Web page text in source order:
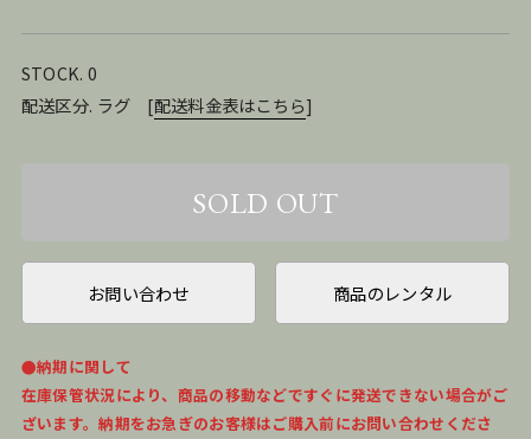
STOCK. 0
配送区分. ラグ [配送料金表はこちら]
お問い合わせ 商品のレンタル
●納期に関して
在庫保管状況により、商品の移動などですぐに発送できない場合がご
ざいます。納期をお急ぎのお客様はご購入前にお問い合わせくださ